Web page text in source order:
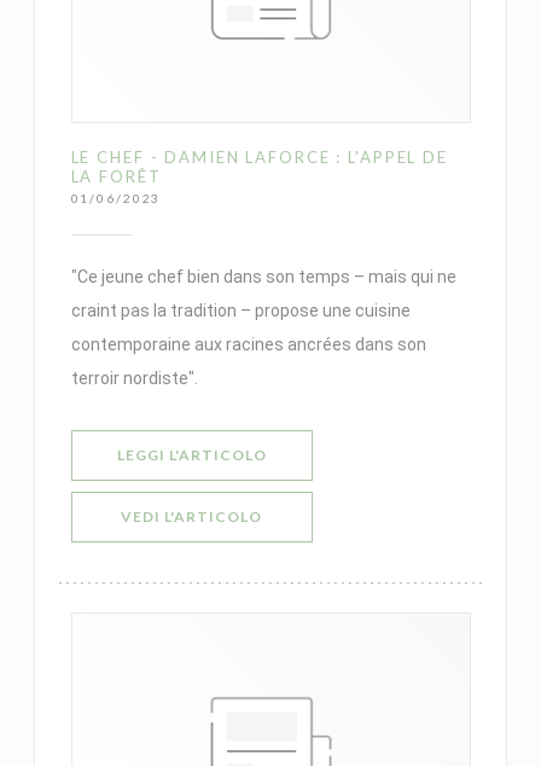
LE CHEF - DAMIEN LAFORCE : L'APPEL DE
LA FORÊT
01/06/2023
"Ce jeune chef bien dans son temps – mais qui ne
craint pas la tradition – propose une cuisine
contemporaine aux racines ancrées dans son
terroir nordiste".
LEGGI L'ARTICOLO((APRE UNA NUOVA FINESTRA))
VEDI L'ARTICOLO